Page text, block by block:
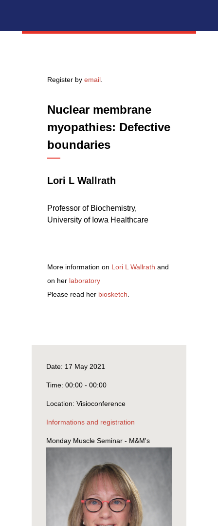
Register by email.
Nuclear membrane
myopathies: Defective
boundaries
Lori L Wallrath
Professor of Biochemistry,
University of Iowa Healthcare
More information on Lori L Wallrath and
on her laboratory
Please read her biosketch
Date: 17 May 2021
Time: 00:00 - 00:00
Location: Visioconference
Informations and registration
Monday Muscle Seminar - M&M's